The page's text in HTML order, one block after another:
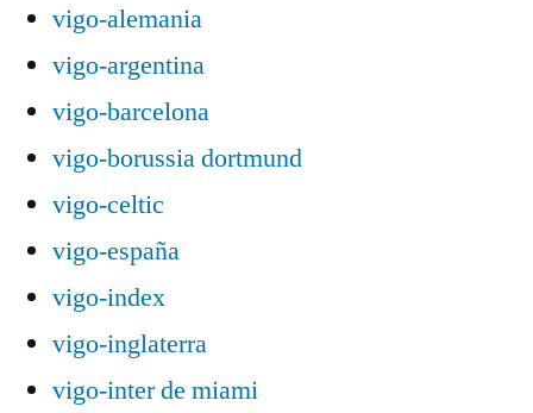
vigo-alemania
vigo-argentina
vigo-barcelona
vigo-borussia dortmund
vigo-celtic
vigo-españa
vigo-index
vigo-inglaterra
vigo-inter de miami